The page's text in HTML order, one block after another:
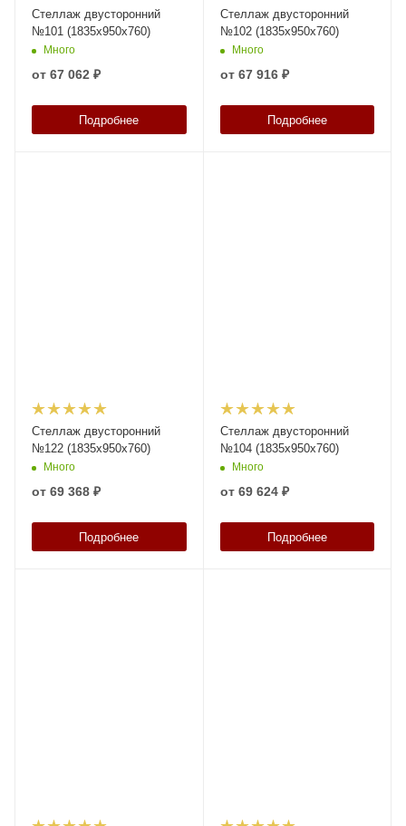
Стеллаж двусторонний
№101 (1835х950х760)
Много
от 67 062 ₽
Подробнее
Стеллаж двусторонний
№102 (1835х950х760)
Много
от 67 916 ₽
Подробнее
Стеллаж двусторонний
№122 (1835х950х760)
Много
от 69 368 ₽
Подробнее
Стеллаж двусторонний
№104 (1835х950х760)
Много
от 69 624 ₽
Подробнее